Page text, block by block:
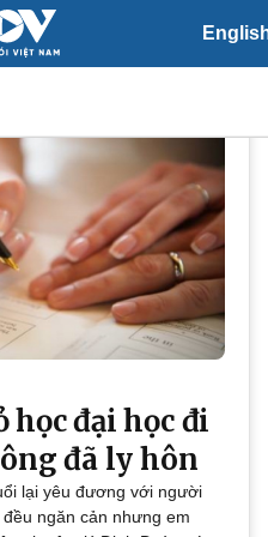
Xã hội
Tin 24h
Dự báo thời tiết
Giáo dục
Dấu ấn VOV
Việc làm
tình yêu
học đại học đi
đã ly hôn
lại yêu đương với người
ngăn cản nhưng em